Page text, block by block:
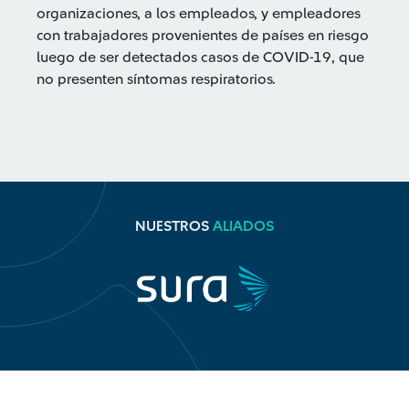
organizaciones, a los empleados, y empleadores
con trabajadores provenientes de países en riesgo
luego de ser detectados casos de COVID-19, que
no presenten síntomas respiratorios.
NUESTROS ALIADOS